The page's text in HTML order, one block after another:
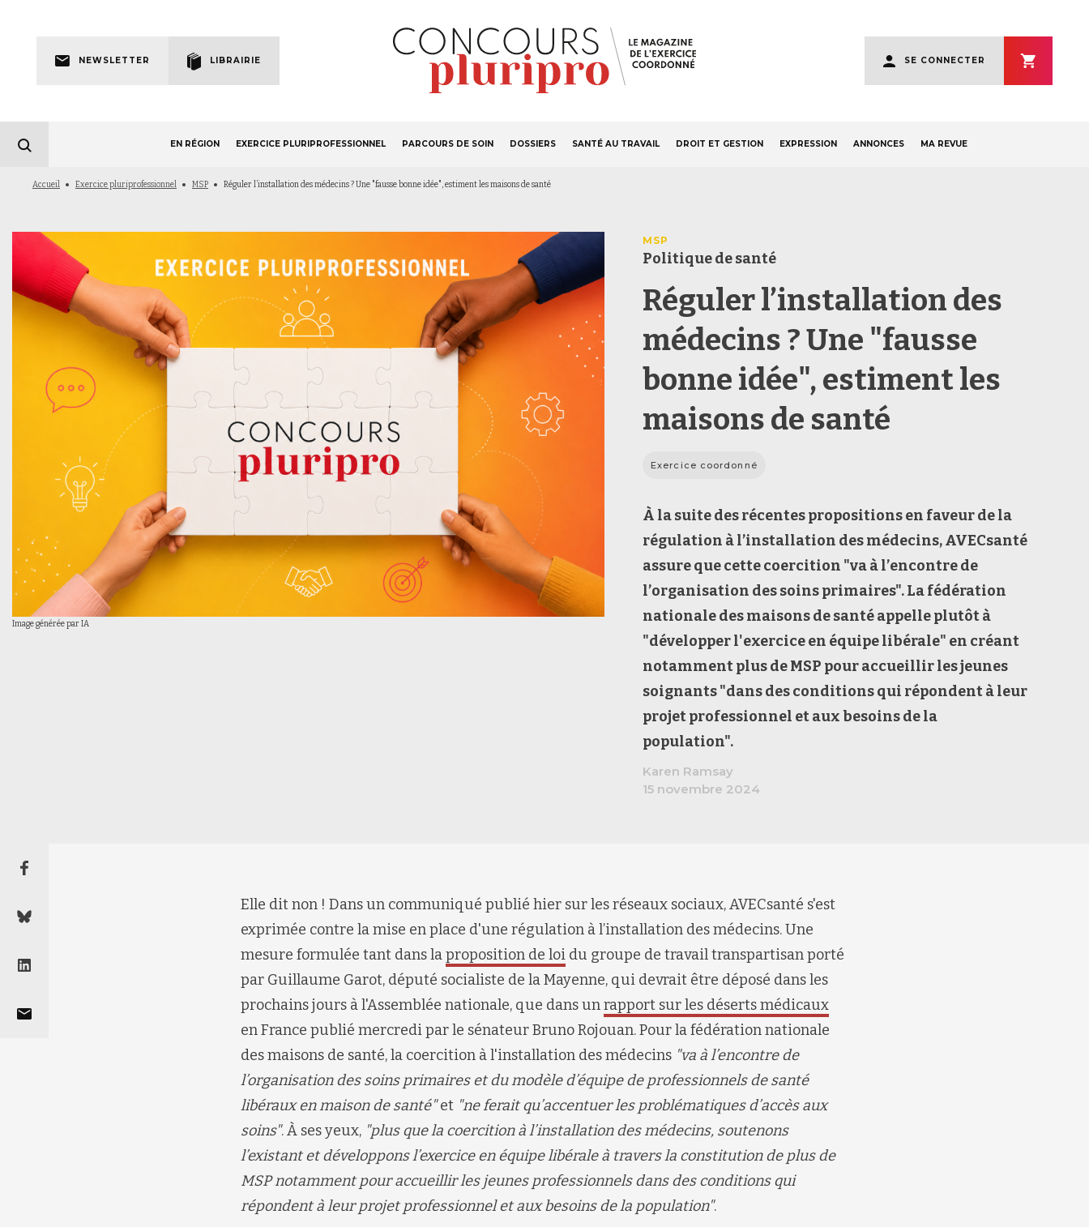
navigation
NEWSLETTER LIBRAIRIE
account
menu
SE CONNECTER
S'ABONNER
principale
EN RÉGION EXERCICE PLURIPROFESSIONNEL PARCOURS DE SOIN DOSSIERS SANTÉ AU TRAVAIL DROIT ET GESTION EXPRESSION ANNONCES MA REVUE
Fil
Accueil Exercice pluriprofessionnel MSP Réguler l’installation des médecins ? Une "fausse bonne idée", estiment les maisons de santé
Image générée par IA
MSP
Politique de santé
Réguler l’installation des
médecins ? Une "fausse
bonne idée", estiment les
maisons de santé
Exercice coordonné
À la suite desrécentespropositionsen faveur dela
régulation à l’installation des médecins, AVECsanté
assure que cette coercition "va à l’encontre de
l’organisation des soins primaires". La fédération
nationale des maisons de santéappelleplutôtà
"développer l'exercice en équipe libérale" en créant
notamment plus de MSP pour accueillir lesjeunes
soignants"dans des conditions qui répondent à leur
projet professionnel et aux besoins de la
population".
Karen Ramsay
15 novembre 2024
Elle dit non ! Dans un communiqué publié hier sur les réseaux sociaux, AVECsanté s'est
exprimée contre la mise en place d'une régulation à l’installation des médecins. Une
mesure formulée tant dans laproposition de loi du groupe de travailtranspartisanporté
par Guillaume Garot, député socialiste de la Mayenne, qui devrait être déposé dans les
prochains jours à l'Assemblée nationale, que dans unrapport sur les déserts médicaux
enFrance publié mercredi parle sénateur BrunoRojouan.Pour la fédération nationale
des maisons de santé,la coercition à l'installation des médecins "va à l’encontre de
l’organisation des soins primaires et du modèle d’équipe de professionnels de santé
libéraux enmaison de santé"et "ne ferait qu’accentuer les problématiques d’accès aux
soins".À ses yeux, "plus que la coercition à l’installation des médecins, soutenons
l’existant et développons l’exercice en équipe libérale à travers la constitution de plus de
MSP notamment pour accueillir les jeunes professionnelsdans des conditions qui
répondent à leur projet professionnel et aux besoins de la population".